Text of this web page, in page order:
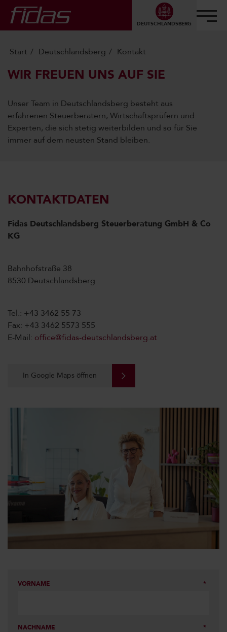
DEUTSCHLANDSBERG
WIR FREUEN UNS AUF SIE
Start Deutschlandsberg Kontakt
Unser Team in Deutschlandsberg besteht aus
erfahrenen Steuerberatern, Wirtschaftsprüfern und
Experten, die sich stetig weiterbilden und so für Sie
immer auf dem neusten Stand bleiben.
KONTAKTDATEN
Fidas Deutschlandsberg Steuerberatung GmbH & Co
KG
Bahnhofstraße 38
8530 Deutschlandsberg
Tel.: +43 3462 55 73
Fax: +43 3462 5573 555
E-Mail: office@fidas-deutschlandsberg.at
In Google Maps öffnen
VORNAME
NACHNAME